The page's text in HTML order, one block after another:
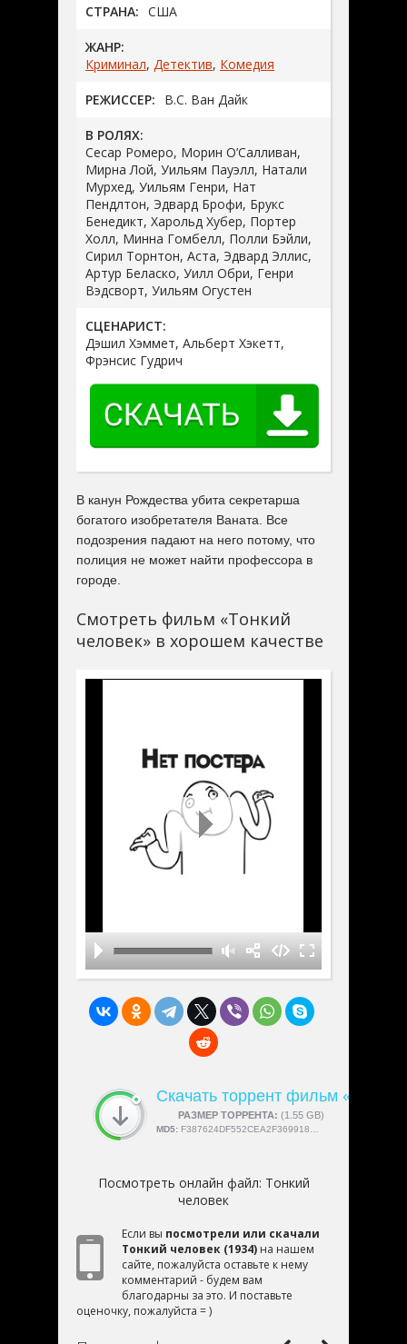
СТРАНА: США
ЖАНР:
Криминал, Детектив, Комедия
РЕЖИССЕР: В.С. Ван Дайк
В РОЛЯХ:
Сесар Ромеро, Морин О’Салливан,
Мирна Лой, Уильям Пауэлл, Натали
Мурхед, Уильям Генри, Нат
Пендлтон, Эдвард Брофи, Брукс
Бенедикт, Харольд Хубер, Портер
Холл, Минна Гомбелл, Полли Бэйли,
Сирил Торнтон, Аста, Эдвард Эллис,
Артур Беласко, Уилл Обри, Генри
Вэдсворт, Уильям Огустен
СЦЕНАРИСТ:
Дэшил Хэммет, Альберт Хэкетт,
Фрэнсис Гудрич
В канун Рождества убита секретарша
богатого изобретателя Ваната. Все
подозрения падают на него потому, что
полиция не может найти профессора в
городе.
Смотреть фильм «Тонкий
человек» в хорошем качестве
Скачать торрент фильм
РАЗМЕР ТОРРЕНТА: (1.55 GB)
СКАЧАЛИ:4189
MD5: F387624DF552CEA2F369918C5E1E12BC
Посмотреть онлайн файл: Тонкий
человек
Если вы посмотрели или скачали
Тонкий человек (1934) на нашем
сайте, пожалуйста оставьте к нему
комментарий - будем вам
благодарны за это. И поставьте
оценочку, пожалуйста = )